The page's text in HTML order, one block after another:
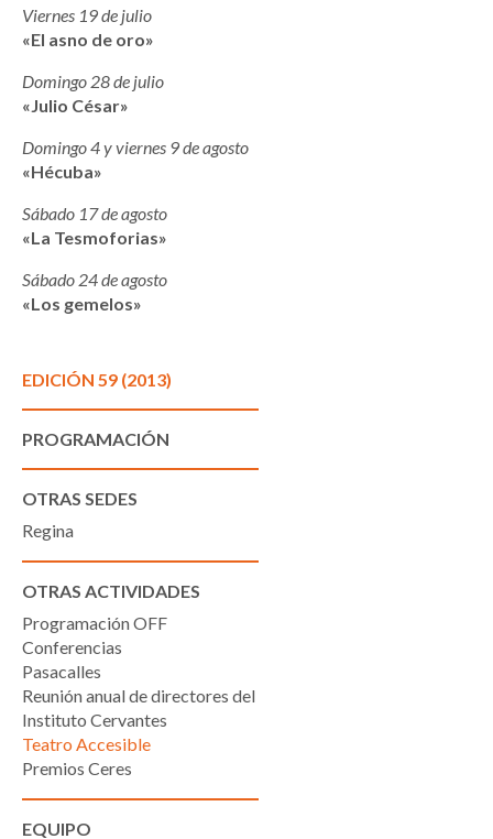
Viernes 19 de julio
«El asno de oro»
Domingo 28 de julio
«Julio César»
Domingo 4 y viernes 9 de agosto
«Hécuba»
Sábado 17 de agosto
«La Tesmoforias»
Sábado 24 de agosto
«Los gemelos»
EDICIÓN 59 (2013)
PROGRAMACIÓN
OTRAS SEDES
Regina
OTRAS ACTIVIDADES
Programación OFF
Conferencias
Pasacalles
Reunión anual de directores del
Instituto Cervantes
Teatro Accesible
Premios Ceres
EQUIPO